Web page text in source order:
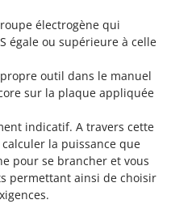
électrogène qui
égale ou supérieure à celle
outil dans le manuel
sur la plaque appliquée
indicatif. A travers cette
la puissance que
pour se brancher et vous
permettant ainsi de choisir